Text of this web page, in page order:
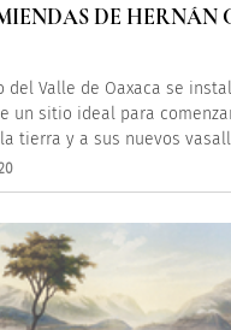
DE HERNÁN
del Valle de Oaxaca se
un sitio ideal para
tierra y a sus nuevos